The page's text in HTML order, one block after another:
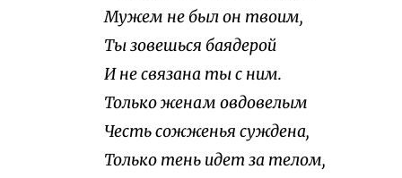
Мужем не был он твоим,
Ты зовешься баядерой
И не связана ты с ним.
Только женам овдовелым
Честь сожженья суждена,
Только тень идет за телом,